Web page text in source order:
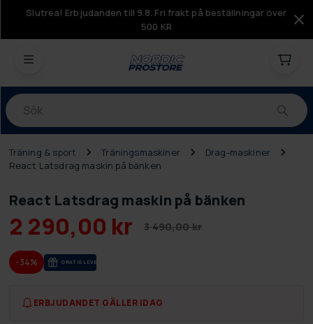
Slutrea! Erbjudanden till 9.8. Fri frakt på beställningar över
500 KR
Produkter
Träning & sport Träningsmaskiner
Drag-maskiner
React Latsdrag maskin på bänken
React Latsdrag maskin på bänken
2 290,00 kr 3 490,00 kr
-34% GRA­TIS LE­VE­RANS
ERBJUDANDET GÄLLER IDAG